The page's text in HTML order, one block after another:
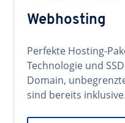
Webhosting
Perfekte Hosting-
Technologie und
Domain,
sind bereits inklusive.